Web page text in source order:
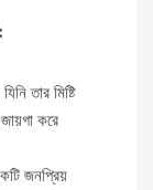
তার মিষ্টি
করে
জনপ্রিয়